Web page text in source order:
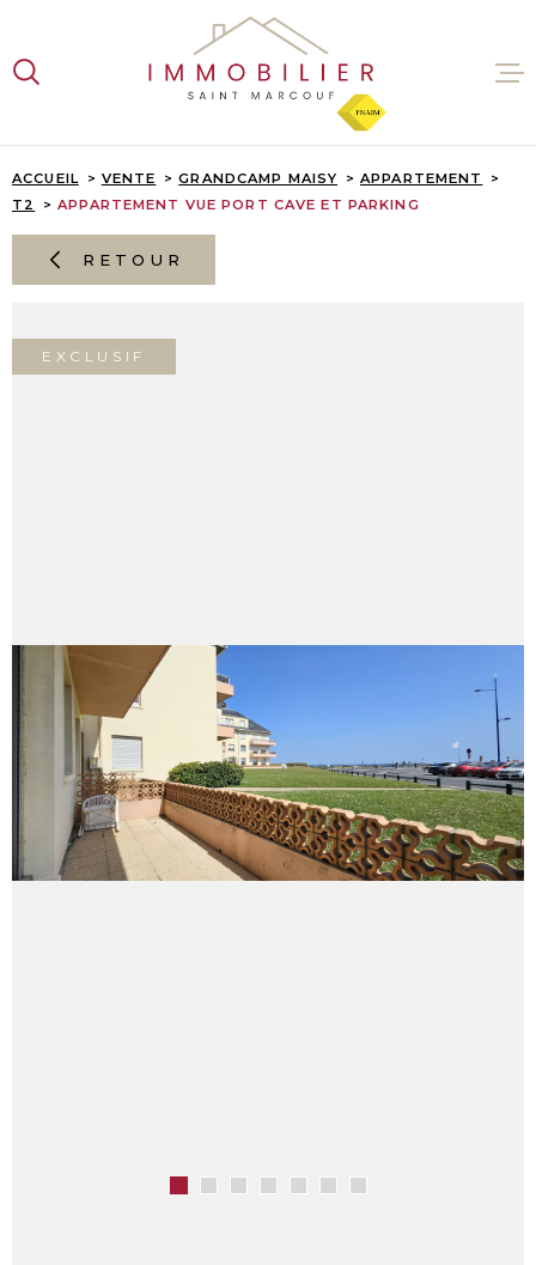
la
recherche
menu
principal
contenu
ACCUEIL VENTE GRANDCAMP MAISY
APPARTEMENT
T2
APPARTEMENT VUE PORT CAVE ET PARKING
RETOUR
EXCLUSIF